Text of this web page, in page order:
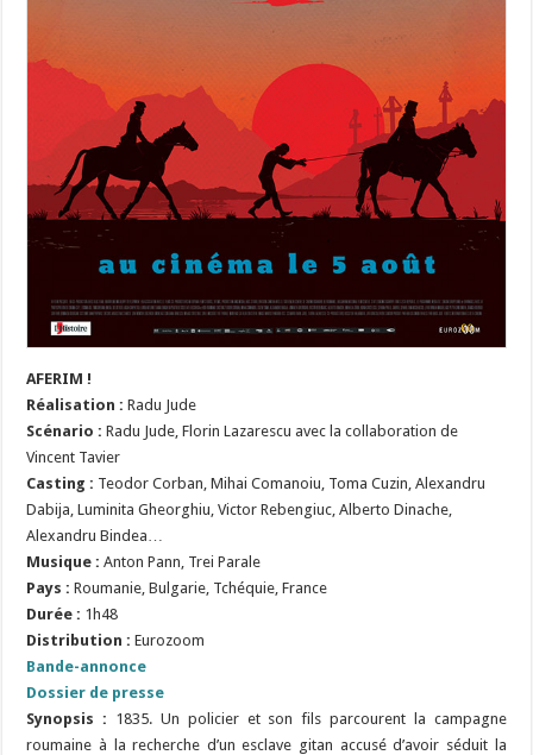
AFERIM !
Réalisation :Radu Jude
Scénario :Radu Jude, Florin Lazarescu avec la collaboration de
Vincent Tavier
Casting : Teodor Corban, Mihai Comanoiu, Toma Cuzin, Alexandru
Dabija, Luminita Gheorghiu, Victor Rebengiuc, Alberto Dinache,
Alexandru Bindea…
Musique :Anton Pann, Trei Parale
Pays :Roumanie, Bulgarie, Tchéquie, France
Durée : 1h48
Distribution :Eurozoom
Bande-annonce
Dossier de presse
Synopsis : 1835. Un policier et son fils parcourent la campagne
roumaine à la recherche d’un esclave gitan accusé d’avoir séduit la